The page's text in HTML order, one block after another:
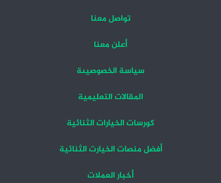
تواصل معنا
أعلن معنا
سياسة الخصوصيىة
المقالات التعليمية
كورسات الخيارات الثنائية
أفضل منصات الخيارت الثنائية
أخبار العملات